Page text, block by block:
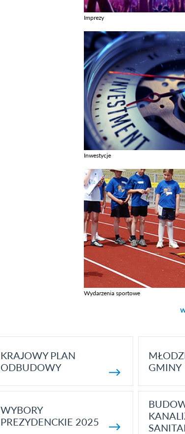
Imprezy
Inwestycje
Wydarzenia sportowe
KRAJOWY PLAN
ODBUDOWY
GMINY
WYBORY
PREZYDENCKIE 2025